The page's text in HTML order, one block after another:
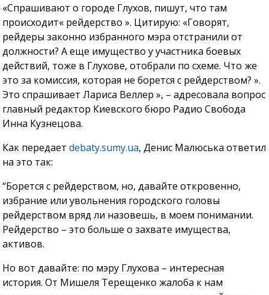
«Спрашивают о городе Глухов, пишут, что там
происходит« рейдерство ». Цитирую: «Говорят,
рейдеры законно избранного мэра отстранили от
должности? А еще имущество у участника боевых
действий, тоже в Глухове, отобрали по схеме. Что же
это за комиссия, которая не борется с рейдерством? ».
Это спрашивает Лариса Веллер », – адресовала вопрос
главный редактор Киевского бюро Радио Свобода
Инна Кузнецова.
Как передаетdebaty.sumy.ua, Денис Малюська ответил
на это так:
“Борется с рейдерством, но, давайте откровенно,
избрание или увольнения городского головы
рейдерством вряд ли назовешь, в моем понимании.
Рейдерство – это больше о захвате имущества,
активов.
Но вот давайте: по мэру Глухова – интересная
история. От Мишеля Терещенко жалоба к нам